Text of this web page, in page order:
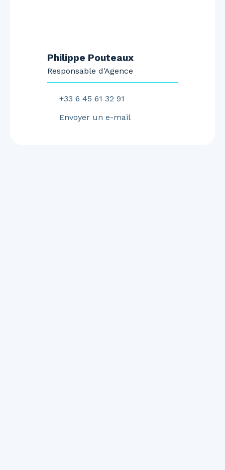
Philippe Pouteaux
Responsable d'Agence
+33 6 45 61 32 91
Envoyer un e-mail